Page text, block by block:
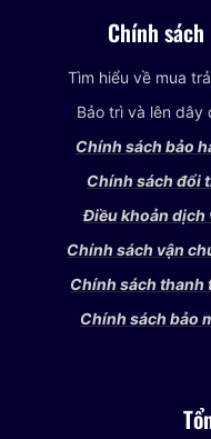
Chính sách
Tìm hiểu về mua
Bảo trì và lên dây
Chính sách bảo
Chính sách đổi
Điều khoản dịch
Chính sách vận
Chính sách thanh
Chính sách bảo